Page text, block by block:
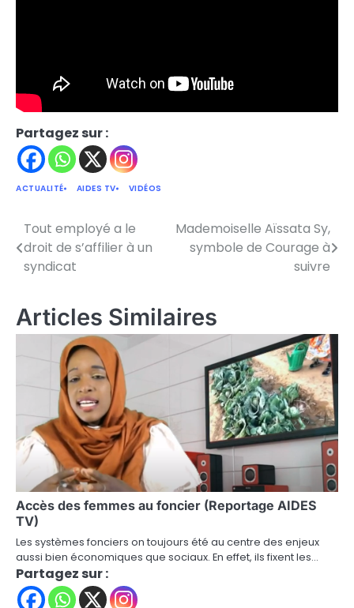
Partagez sur :
ACTUALITÉ AIDES TV VIDÉOS
Navigation
de
Tout employé a le
droit de s’affilier à un
syndicat
Mademoiselle Aïssata Sy,
symbole de Courage à
suivre
Articles Similaires
Accès des femmes au foncier (Reportage AIDES
TV)
Les systèmes fonciers on toujours été au centre des enjeux
aussi bien économiques que sociaux. En effet, ils fixent les…
Partagez sur :